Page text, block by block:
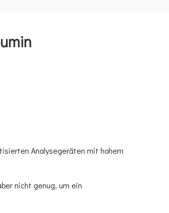
Analysegeräten mit hohem
nicht genug, um ein